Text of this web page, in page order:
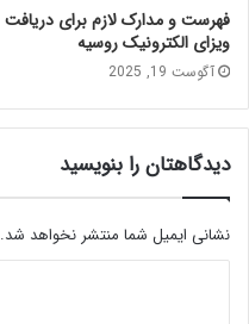
فهرست و مدارک لازم برای دریافت
ویزای الکترونیک روسیه
آگوست 19, 2025
دیدگاهتان را بنویسید
نشانی ایمیل شما منتشر نخواهد شد.